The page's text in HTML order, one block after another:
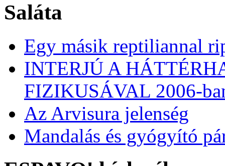
Saláta
Egy másik reptiliannal
INTERJÚ A
FIZIKUSÁVAL 2006-
Az Arvisura jelenség
Mandalás és gyógyító